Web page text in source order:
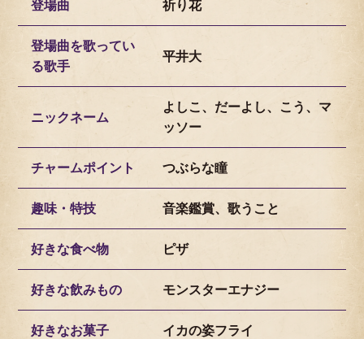
登場曲 祈り花
登場曲を歌ってい
る歌手
平井大
ニックネーム
よしこ、だーよし、こう、マ
ッソー
チャームポイント つぶらな瞳
趣味・特技 音楽鑑賞、歌うこと
好きな食べ物 ピザ
好きな飲みもの モンスターエナジー
好きなお菓子 イカの姿フライ